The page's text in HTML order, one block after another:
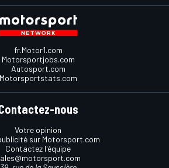
fr.Motor1.com
Motorsportjobs.com
Autosport.com
Motorsportstats.com
nous
Votre opinion
sur Motorsport.com
Contactez l'équipe